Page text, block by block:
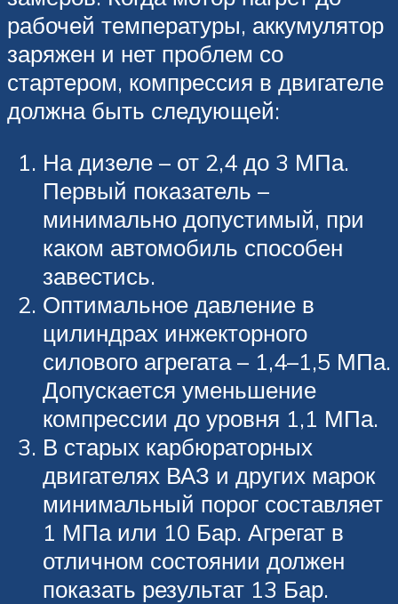
рабочей температуры, аккумулятор
заряжен и нет проблем со
стартером, компрессия в двигателе
должна быть следующей:
На дизеле – от 2,4 до 3 МПа.
Первый показатель –
минимально допустимый, при
каком автомобиль способен
завестись.
Оптимальное давление в
цилиндрах инжекторного
силового агрегата – 1,4–1,5 МПа.
Допускается уменьшение
компрессии до уровня 1,1 МПа.
В старых карбюраторных
двигателях ВАЗ и других марок
минимальный порог составляет
1 МПа или 10 Бар. Агрегат в
отличном состоянии должен
показать результат 13 Бар.